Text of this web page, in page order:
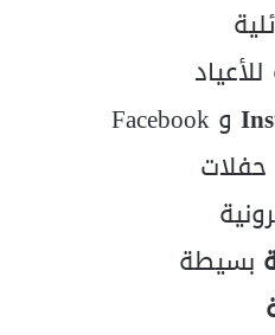
للأعياد
و Facebook
بسيطة